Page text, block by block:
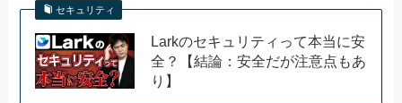
セキュリティ
Larkのセキュリティって本当に安
全？【結論：安全だが注意点もあ
り】